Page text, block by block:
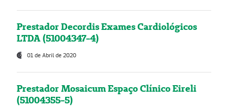
Prestador Decordis Exames Cardiológicos
LTDA (51004347-4)
01 de Abril de 2020
Prestador Mosaicum Espaço Clínico Eireli
(51004355-5)